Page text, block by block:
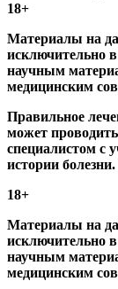
18+
Материалы на
исключительно
научным
медицинским
Правильное
может
специалистом с
истории болезни.
18+
Материалы на
исключительно
научным
медицинским